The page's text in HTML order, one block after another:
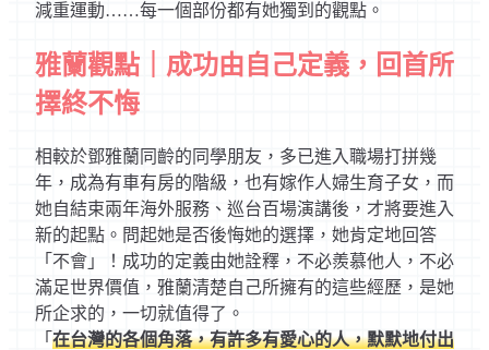
減重運動……每一個部份都有她獨到的觀點。
雅蘭觀點｜成功由自己定義，回首所
擇終不悔
相較於鄧雅蘭同齡的同學朋友，多已進入職場打拼幾
年，成為有車有房的階級，也有嫁作人婦生育子女，而
她自結束兩年海外服務、巡台百場演講後，才將要進入
新的起點。問起她是否後悔她的選擇，她肯定地回答
「不會」！成功的定義由她詮釋，不必羨慕他人，不必
滿足世界價值，雅蘭清楚自己所擁有的這些經歷，是她
所企求的，一切就值得了。
「 在台灣的各個角落，有許多有愛心的人，默默地付出